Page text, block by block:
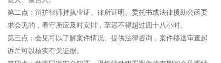
第二点：辩护律师持执业证、律所证明、委托书或法律援助公函要
求会见的，看守所应及时安排，至迟不得超过四十八小时。
第三点：会见可以了解案件情况、提供法律咨询，案件移送审查起
诉后可以核实有关证据。